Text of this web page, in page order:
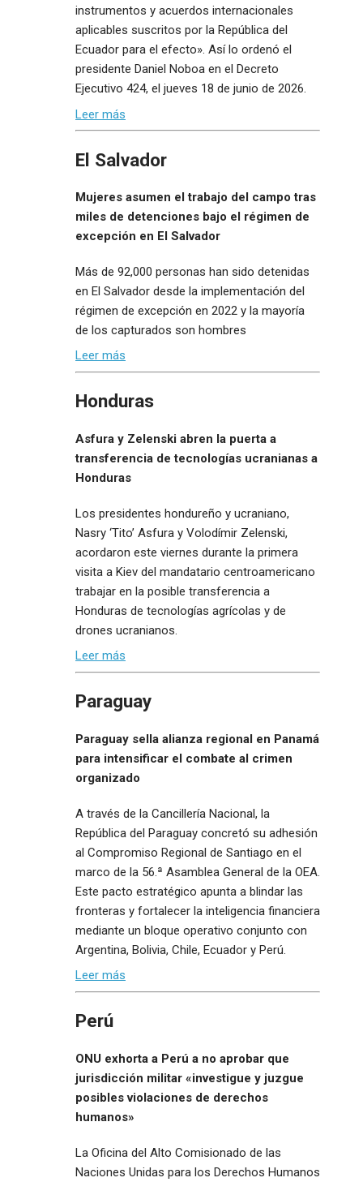
instrumentos y acuerdos internacionales
aplicables suscritos por la República del
Ecuador para el efecto». Así lo ordenó el
presidente Daniel Noboa en el Decreto
Ejecutivo 424, el jueves 18 de junio de 2026.
Leer más
El Salvador
Mujeres asumen el trabajo del campo tras
miles de detenciones bajo el régimen de
excepción en El Salvador
Más de 92,000 personas han sido detenidas
en El Salvador desde la implementación del
régimen de excepción en 2022 y la mayoría
de los capturados son hombres
Leer más
Honduras
Asfura y Zelenski abren la puerta a
transferencia de tecnologías ucranianas a
Honduras
Los presidentes hondureño y ucraniano,
Nasry ‘Tito’ Asfura y Volodímir Zelenski,
acordaron este viernes durante la primera
visita a Kiev del mandatario centroamericano
trabajar en la posible transferencia a
Honduras de tecnologías agrícolas y de
drones ucranianos.
Leer más
Paraguay
Paraguay sella alianza regional en Panamá
para intensificar el combate al crimen
organizado
A través de la Cancillería Nacional, la
República del Paraguay concretó su adhesión
al Compromiso Regional de Santiago en el
marco de la 56.ª Asamblea General de la OEA.
Este pacto estratégico apunta a blindar las
fronteras y fortalecer la inteligencia financiera
mediante un bloque operativo conjunto con
Argentina, Bolivia, Chile, Ecuador y Perú.
Leer más
Perú
ONU exhorta a Perú a no aprobar que
jurisdicción militar «investigue y juzgue
posibles violaciones de derechos
humanos»
La Oficina del Alto Comisionado de las
Naciones Unidas para los Derechos Humanos